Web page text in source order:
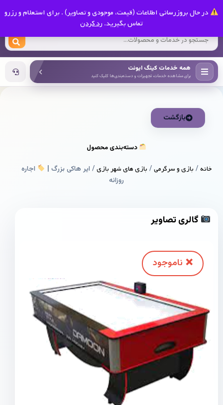
در حال بروزرسانی اطلاعات (قیمت، موجودی و تصاویر) . برای استعلام و رزرو
تماس بگیرید. رد کردن
کینگ ایونت
همه خدمات کینگ ایونت
برای مشاهده خدمات، تجهیزات و دسته‌بندی‌ها کلیک کنید
بازگشت
دسته‌بندی محصول
خانه/ بازی و سرگرمی/ بازی های شهر بازی/ ایر هاکی بزرگ |
اجاره
روزانه
گالری تصاویر